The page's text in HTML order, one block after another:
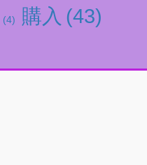
(4) 購入 (43)